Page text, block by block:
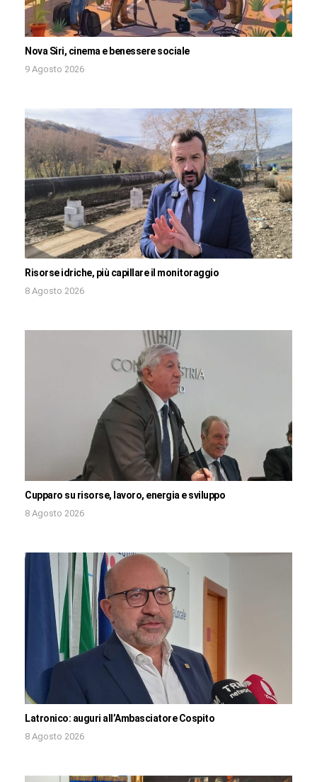
Nova Siri, cinema e benessere sociale
9 Agosto 2026
Risorse idriche, più capillare il monitoraggio
8 Agosto 2026
Cupparo su risorse, lavoro, energia e sviluppo
8 Agosto 2026
Latronico: auguri all’Ambasciatore Cospito
8 Agosto 2026